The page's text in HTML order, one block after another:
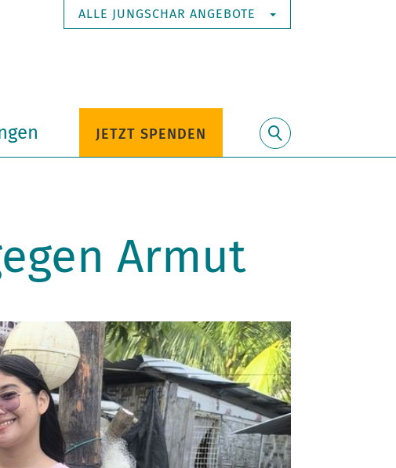
ALLE JUNGSCHAR ANGEBOTE
JETZT SPENDEN
Armut